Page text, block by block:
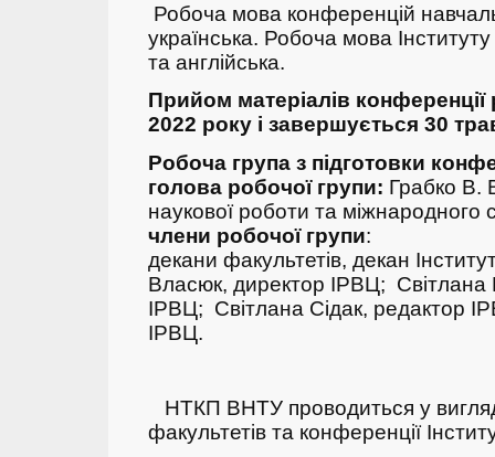
Робоча мова конференцій
українська. Робоча мова
та англійська.
Прийом матеріалів конференції
2022 року і завершується 30
Робоча група з підготовки
голова робочої групи: Грабко В.
наукової роботи та міжнародного
члени робочої групи:
декани факультетів, декан
Власюк, директор ІРВЦ; Світлана
ІРВЦ; Світлана Сідак, редактор
ІРВЦ.
НТКП ВНТУ проводиться у
факультетів та конференції